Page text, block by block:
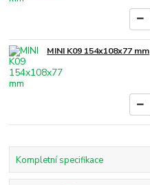
MINI K09 154x108x77 mm
Kompletní specifikace